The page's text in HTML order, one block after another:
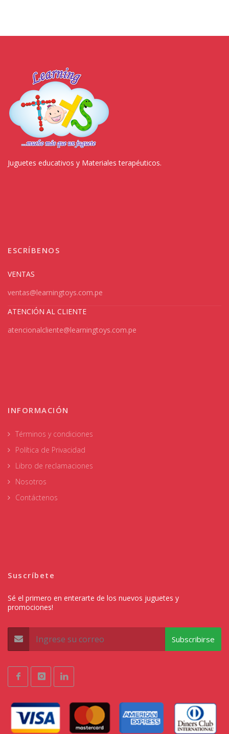
Juguetes educativos y Materiales terapéuticos.
ESCRÍBENOS
VENTAS
ventas@learningtoys.com.pe
ATENCIÓN AL CLIENTE
atencionalcliente@learningtoys.com.pe
INFORMACIÓN
Términos y condiciones
Política de Privacidad
Libro de reclamaciones
Nosotros
Contáctenos
Suscríbete
Sé el primero en enterarte de los nuevos juguetes y
promociones!
Subscribirse